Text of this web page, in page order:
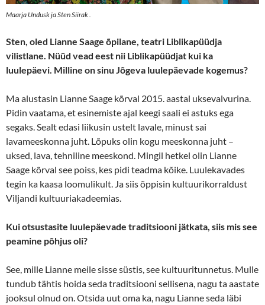
Maarja Undusk ja Sten Siirak .
Sten, oled Lianne Saage õpilane, teatri Liblikapüüdja
vilistlane. Nüüd vead eest nii Liblikapüüdjat kui ka
luulepäevi. Milline on sinu Jõgeva luulepäevade kogemus?
Ma alustasin Lianne Saage kõrval 2015. aastal uksevalvurina.
Pidin vaatama, et esinemiste ajal keegi saali ei astuks ega
segaks. Sealt edasi liikusin ustelt lavale, minust sai
lavameeskonna juht. Lõpuks olin kogu meeskonna juht –
uksed, lava, tehniline meeskond. Mingil hetkel olin Lianne
Saage kõrval see poiss, kes pidi teadma kõike. Luulekavades
tegin ka kaasa loomulikult. Ja siis õppisin kultuurikorraldust
Viljandi kultuuriakadeemias.
Kui otsustasite luulepäevade traditsiooni jätkata, siis mis see
peamine põhjus oli?
See, mille Lianne meile sisse süstis, see kultuuritunnetus. Mulle
tundub tähtis hoida seda traditsiooni sellisena, nagu ta aastate
jooksul olnud on. Otsida uut oma ka, nagu Lianne seda läbi